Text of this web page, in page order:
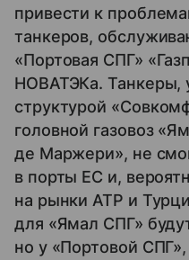
привести к
танкеров,
«Портовая СПГ»
НОВАТЭКа. Танкеры,
структурой
головной газовоз
де Маржери», не
в порты ЕС и,
на рынки АТР и
для «Ямал СПГ»
но у «Портовой